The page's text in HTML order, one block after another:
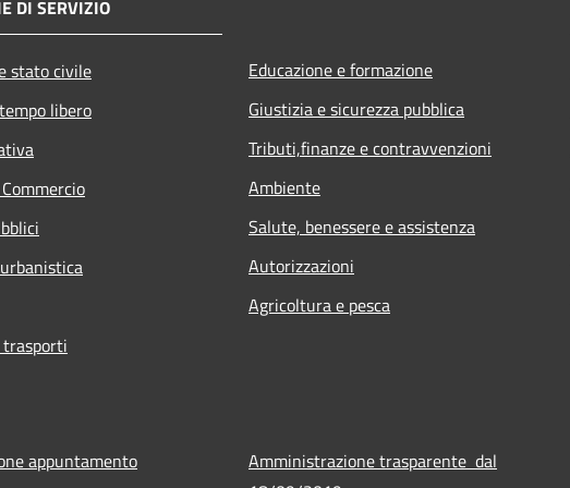
DI SERVIZIO
stato civile
libero
Educazione e formazione
Giustizia e sicurezza pubblica
Tributi,finanze e contravvenzioni
Ambiente
Salute, benessere e assistenza
Autorizzazioni
Agricoltura e pesca
appuntamento
Amministrazione trasparente dal